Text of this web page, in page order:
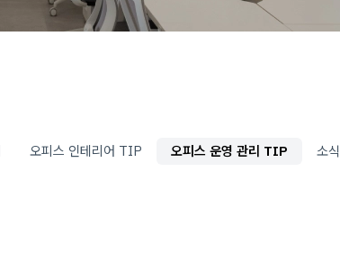
오피스 인테리어 TIP 오피스 운영 관리 TIP 소식